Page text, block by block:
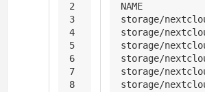
2
3
4
5
6
7
8
NAME
storage/
storage/
storage/
storage/
storage/
storage/